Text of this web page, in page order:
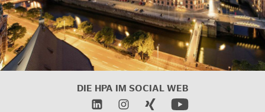
DIE HPA IM SOCIAL WEB